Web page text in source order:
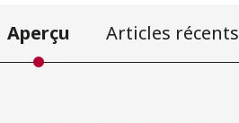
Aperçu Articles récents